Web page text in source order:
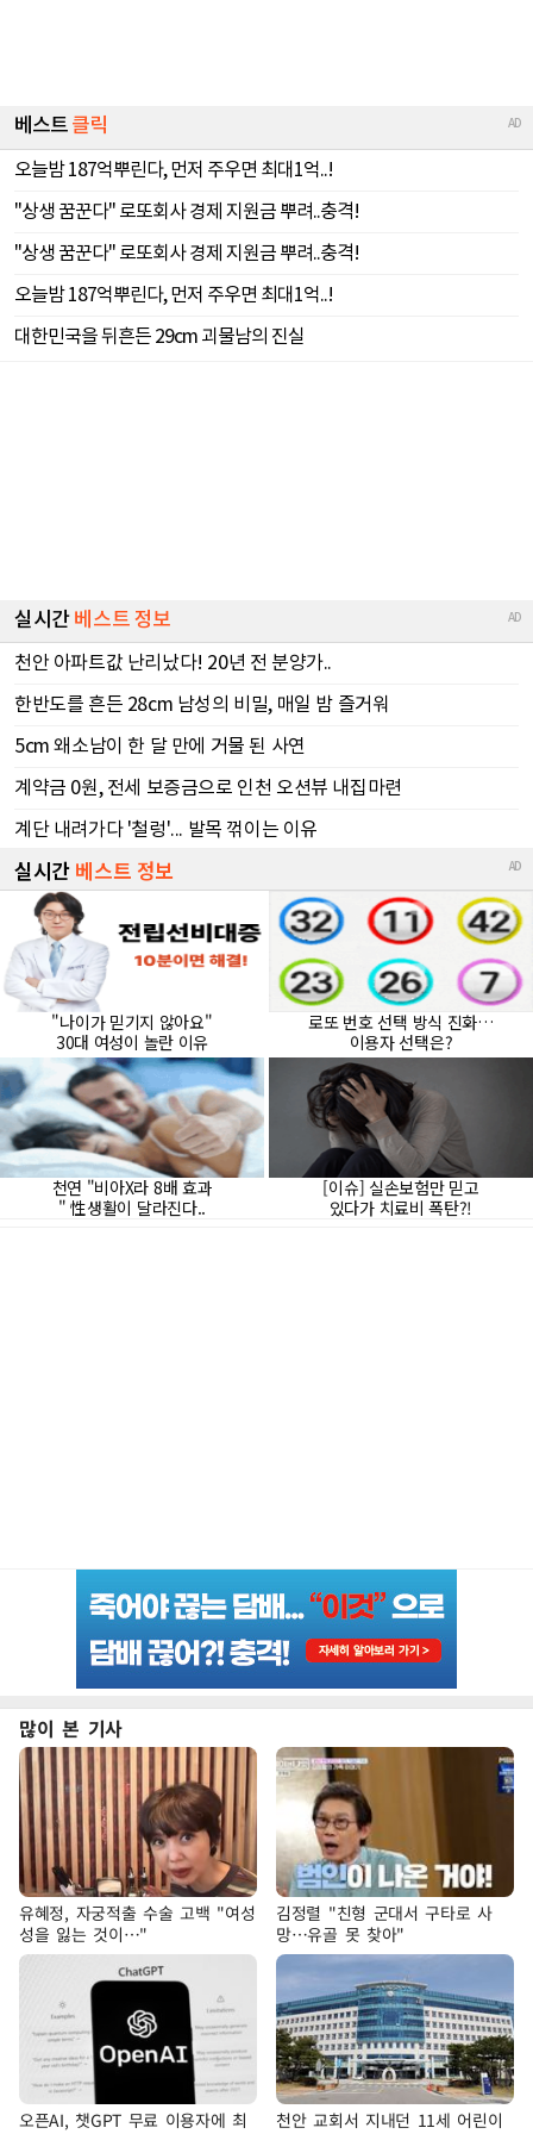
많이 본 기사
유혜정, 자궁적출 수술 고백 "여성
성을 잃는 것이…"
김정렬 "친형 군대서 구타로 사
망…유골 못 찾아"
오픈AI, 챗GPT 무료 이용자에 최
천안 교회서 지내던 11세 어린이